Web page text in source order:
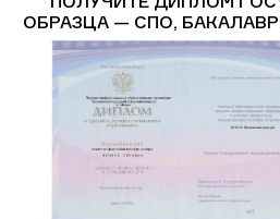
ОБРАЗЦА — СПО,